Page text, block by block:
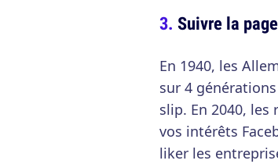
Suivre la
En 1940, les
sur 4
slip. En 2040,
vos intérêts
liker les